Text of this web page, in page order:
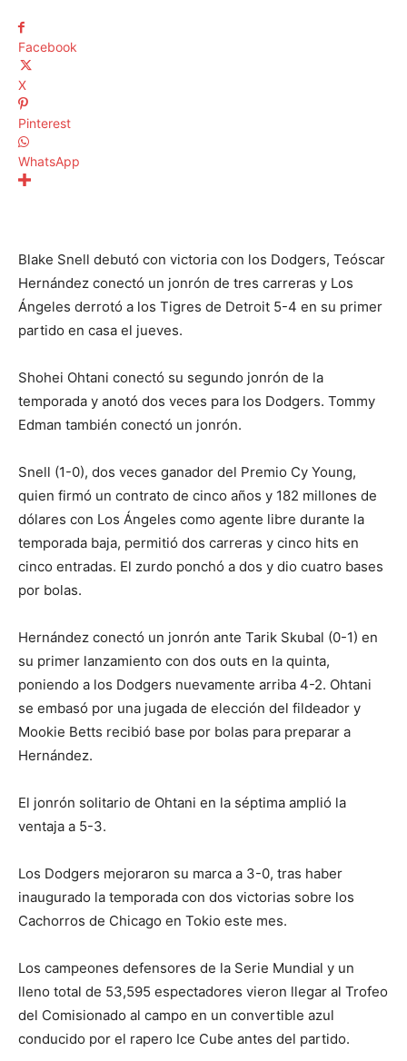
Facebook
X
Pinterest
WhatsApp
Blake Snell debutó con victoria con los Dodgers, Teóscar
Hernández conectó un jonrón de tres carreras y Los
Ángeles derrotó a los Tigres de Detroit 5-4 en su primer
partido en casa el jueves.
Shohei Ohtani conectó su segundo jonrón de la
temporada y anotó dos veces para los Dodgers. Tommy
Edman también conectó un jonrón.
Snell (1-0), dos veces ganador del Premio Cy Young,
quien firmó un contrato de cinco años y 182 millones de
dólares con Los Ángeles como agente libre durante la
temporada baja, permitió dos carreras y cinco hits en
cinco entradas. El zurdo ponchó a dos y dio cuatro bases
por bolas.
Hernández conectó un jonrón ante Tarik Skubal (0-1) en
su primer lanzamiento con dos outs en la quinta,
poniendo a los Dodgers nuevamente arriba 4-2. Ohtani
se embasó por una jugada de elección del fildeador y
Mookie Betts recibió base por bolas para preparar a
Hernández.
El jonrón solitario de Ohtani en la séptima amplió la
ventaja a 5-3.
Los Dodgers mejoraron su marca a 3-0, tras haber
inaugurado la temporada con dos victorias sobre los
Cachorros de Chicago en Tokio este mes.
Los campeones defensores de la Serie Mundial y un
lleno total de 53,595 espectadores vieron llegar al Trofeo
del Comisionado al campo en un convertible azul
conducido por el rapero Ice Cube antes del partido.